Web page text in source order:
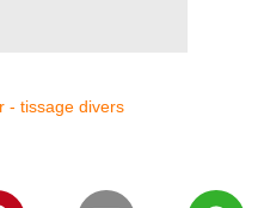
- tissage divers